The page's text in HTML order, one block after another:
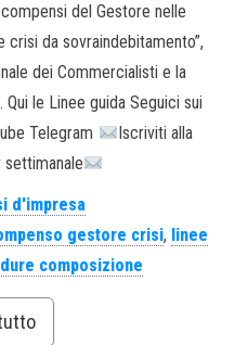
del Gestore nelle
da sovraindebitamento”,
dei Commercialisti e la
le Linee guida Seguici sui
Telegram
Iscriviti alla
d'impresa
gestore crisi, linee
composizione